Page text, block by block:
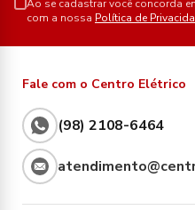
Ao se cadastrar você concorda
com a nossa Política de
Fale com o Centro Elétrico
(98) 2108-6464